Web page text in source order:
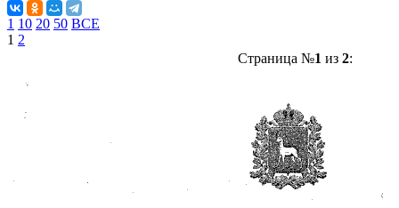
1 10 20 50 ВСЕ
1 2
Страница №1 из 2: